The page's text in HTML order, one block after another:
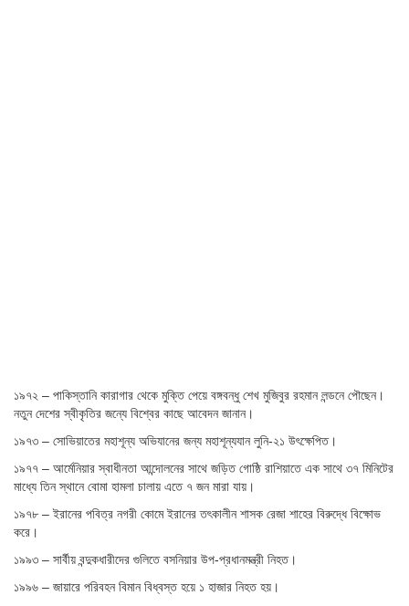
১৯৭২ – পাকিস্তানি কারাগার থেকে মুক্তি পেয়ে বঙ্গবন্ধু শেখ মুজিবুর রহমান লন্ডনে পৌছেন।
নতুন দেশের স্বীকৃতির জন্যে বিশ্বের কাছে আবেদন জানান।
১৯৭৩ – সোভিয়াতের মহাশূন্য অভিযানের জন্য মহাশূন্যযান লুনি-২১ উৎক্ষেপিত।
১৯৭৭ – আর্মেনিয়ার স্বাধীনতা আন্দোলনের সাথে জড়িত গোষ্ঠি রাশিয়াতে এক সাথে ৩৭ মিনিটের
মাধ্যে তিন স্থানে বোমা হামলা চালায় এতে ৭ জন মারা যায়।
১৯৭৮ – ইরানের পবিত্র নগরী কোমে ইরানের তৎকালীন শাসক রেজা শাহের বিরুদ্ধে বিক্ষোভ
করে।
১৯৯৩ – সার্বীয় বন্দুকধারীদের গুলিতে বসনিয়ার উপ-প্রধানমন্ত্রী নিহত।
১৯৯৬ – জায়ারে পরিবহন বিমান বিধ্বস্ত হয়ে ১ হাজার নিহত হয়।